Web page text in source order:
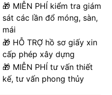
🎁 MIỄN PHÍ kiểm tra giám
sát các lần đổ móng, sàn,
mái
🎁 HỖ TRỢ hồ sơ giấy xin
cấp phép xây dựng
🎁 MIỄN PHÍ tư vấn thiết
kế, tư vấn phong thủy